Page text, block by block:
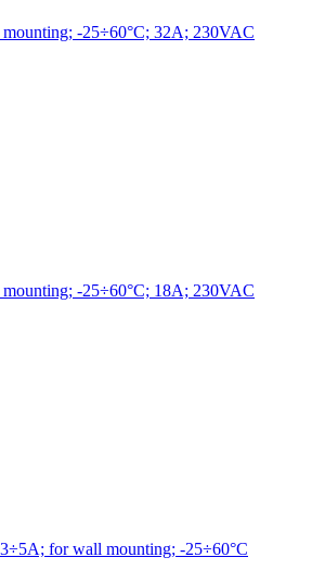
-25÷60°C; 32A; 230VAC
-25÷60°C; 18A; 230VAC
for wall mounting; -25÷60°C